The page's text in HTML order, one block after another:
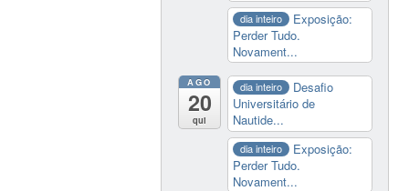
dia inteiro
Exposição:
Perder Tudo.
Novament...
AGO
20
qui
dia inteiro
Desafio
Universitário de
Nautide...
dia inteiro
Exposição:
Perder Tudo.
Novament...